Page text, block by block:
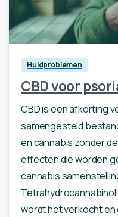
Huidproblemen
CBD voor
CBD is een afkorting
samengesteld
en cannabis zonder
effecten die worden
cannabis
Tetrahydrocannabinol
wordt het verkocht en